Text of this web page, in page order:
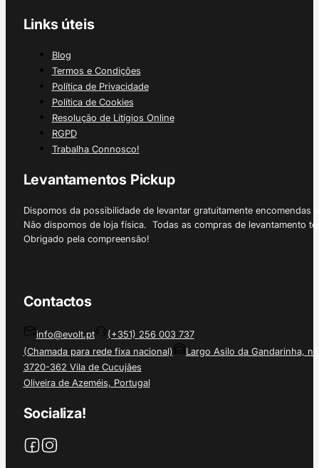
Links úteis
Blog
Termos e Condições
Política de Privacidade
Política de Cookies
Resolução de Litígios Online
RGPD
Trabalha Connosco!
Levantamentos Pickup
Dispomos da possibilidade de levantar gratuitamente
Não dispomos de loja física. Todas as compras de levantamento
Obrigado pela compreensão!
Contactos
info@evolt.pt
(+351) 256 003 737
(Chamada para rede fixa nacional)
Largo Asilo da Gandarinha, nº
3720-362 Vila de Cucujães
Oliveira de Azeméis, Portugal
Socializa!